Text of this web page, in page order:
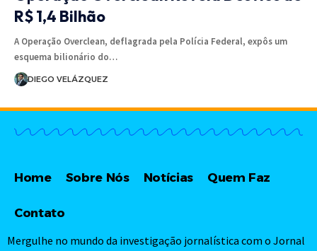
R$ 1,4 Bilhão
A Operação Overclean, deflagrada pela Polícia Federal, expôs um
esquema bilionário do…
DIEGO VELÁZQUEZ
Home Sobre Nós Notícias Quem Faz
Contato
Mergulhe no mundo da investigação jornalística com o Jornal